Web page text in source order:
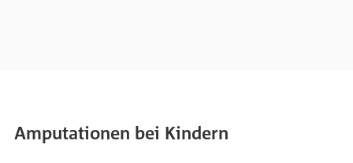
Amputationen bei Kindern